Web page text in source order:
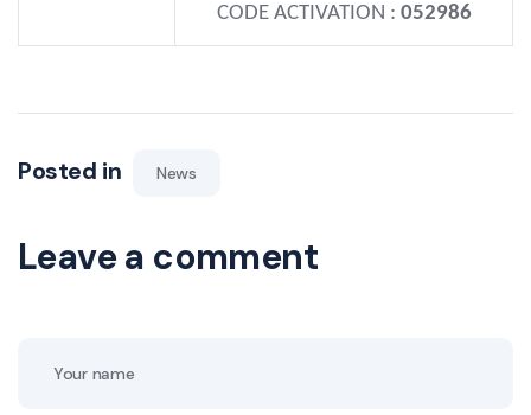
CODE ACTIVATION : 052986
Posted in News
Leave a comment